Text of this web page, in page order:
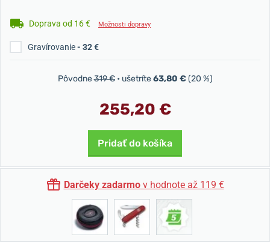
Doprava od 16 € Možnosti dopravy
Gravírovanie- 32 €
Pôvodne319 € • ušetríte63,80 €(20 %)
255,20 €
Pridať do košíka
Darčeky zadarmov hodnote až 119 €